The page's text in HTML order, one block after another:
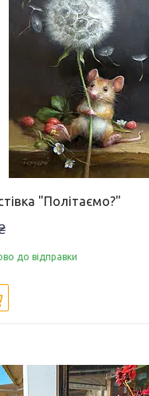
"Політаємо?"
до відправки